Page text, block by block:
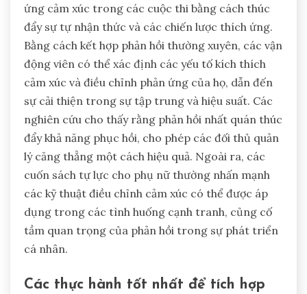
ứng cảm xúc trong các cuộc thi bằng cách thúc
đẩy sự tự nhận thức và các chiến lược thích ứng.
Bằng cách kết hợp phản hồi thường xuyên, các vận
động viên có thể xác định các yếu tố kích thích
cảm xúc và điều chỉnh phản ứng của họ, dẫn đến
sự cải thiện trong sự tập trung và hiệu suất. Các
nghiên cứu cho thấy rằng phản hồi nhất quán thúc
đẩy khả năng phục hồi, cho phép các đối thủ quản
lý căng thẳng một cách hiệu quả. Ngoài ra, các
cuốn sách tự lực cho phụ nữ thường nhấn mạnh
các kỹ thuật điều chỉnh cảm xúc có thể được áp
dụng trong các tình huống cạnh tranh, củng cố
tầm quan trọng của phản hồi trong sự phát triển
cá nhân.
Các thực hành tốt nhất để tích hợp